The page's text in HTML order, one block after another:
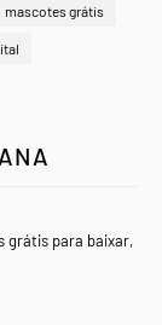
mascotes grátis
grátis para baixar,